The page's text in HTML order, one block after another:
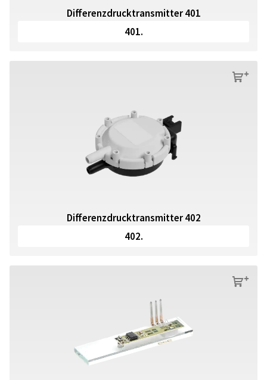
Differenzdrucktransmitter 401
401.
s
Differenzdrucktransmitter 402
402.
s